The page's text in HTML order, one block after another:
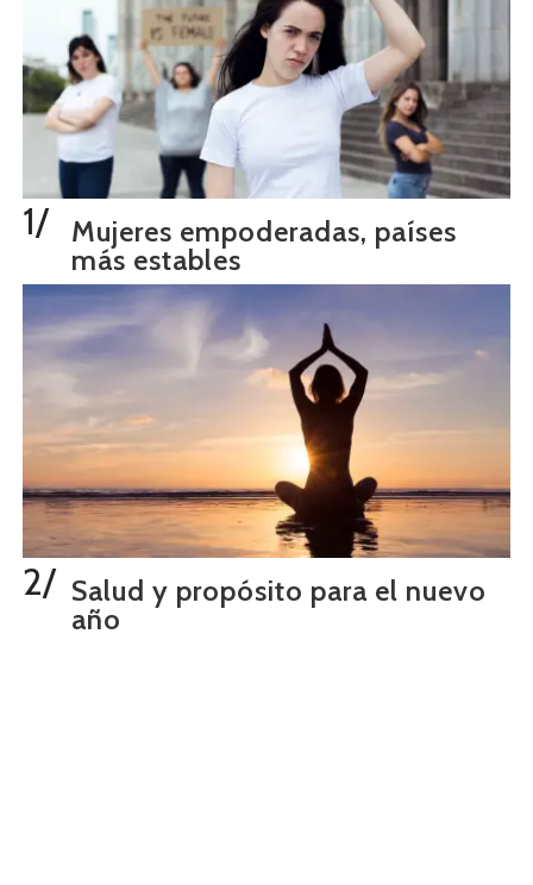
1/
Mujeres empoderadas, países
más estables
2/ Salud y propósito para el nuevo
año